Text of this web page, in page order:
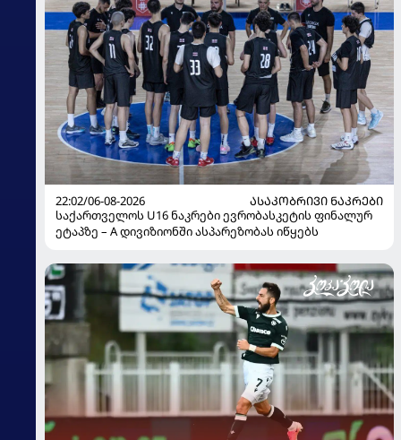
22:02/06-08-2026
ᲐᲡᲐᲙᲝᲑᲠᲘᲕᲘ ᲜᲐᲙᲠᲔᲑᲘ
საქართველოს U16 ნაკრები ევრობასკეტის ფინალურ
ეტაპზე – A დივიზიონში ასპარეზობას იწყებს